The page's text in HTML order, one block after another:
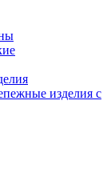
изделия с